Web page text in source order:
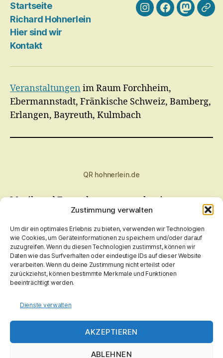
Zustimmung verwalten
Um dir ein optimales Erlebnis zu bieten, verwenden wir Technologien
wie Cookies, um Geräteinformationen zu speichern und/oder darauf
zuzugreifen. Wenn du diesen Technologien zustimmst, können wir
Daten wie das Surfverhalten oder eindeutige IDs auf dieser Website
verarbeiten. Wenn du deine Zustimmung nicht erteilst oder
zurückziehst, können bestimmte Merkmale und Funktionen
beeinträchtigt werden.
Dienste verwalten
AKZEPTIEREN
ABLEHNEN
Startseite
Richard Hohnerlein
Hier sind wir
Kontakt
InstagramFacebook
Veranstaltungen im Raum Forchheim,
Ebermannstadt, Fränkische Schweiz, Bamberg,
Erlangen, Bayreuth, Kulmbach
QR hohnerlein.de
Musik und Fernsehen muss auch sein.
ARD mit "Dritten", ZDF, Pro 7 Gruppe
Sollten Inhalte dieser Seite Rechte verletzen, bitte